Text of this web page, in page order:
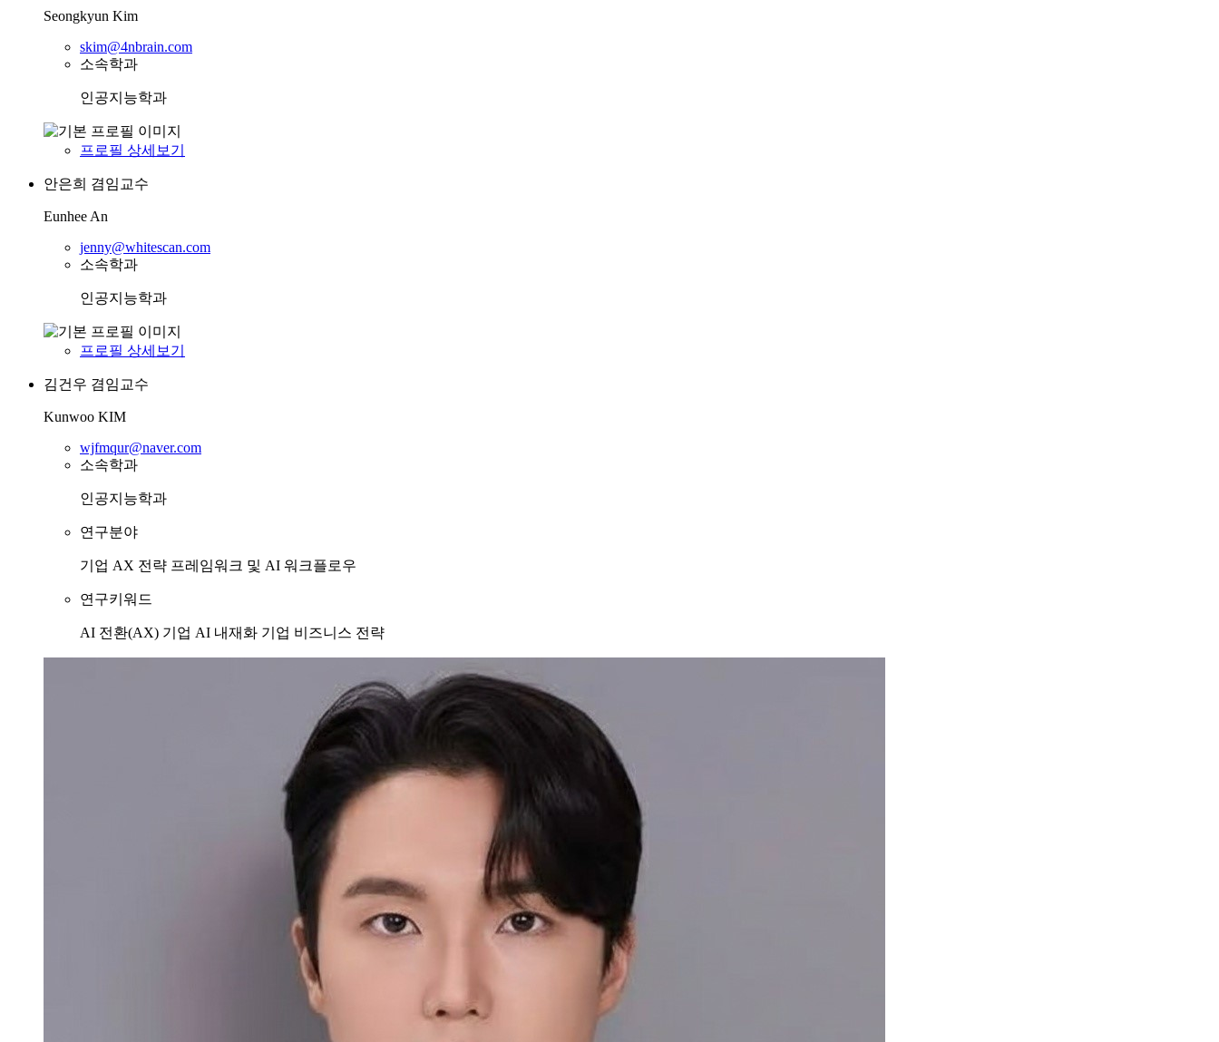
Seongkyun Kim
skim@4nbrain.com
소속학과
인공지능학과
프로필 상세보기
안은희 겸임교수
Eunhee An
jenny@whitescan.com
소속학과
인공지능학과
프로필 상세보기
김건우 겸임교수
Kunwoo KIM
wjfmqur@naver.com
소속학과
인공지능학과
연구분야
기업 AX 전략 프레임워크 및 AI 워크플로우
연구키워드
AI 전환(AX) 기업 AI 내재화 기업 비즈니스 전략